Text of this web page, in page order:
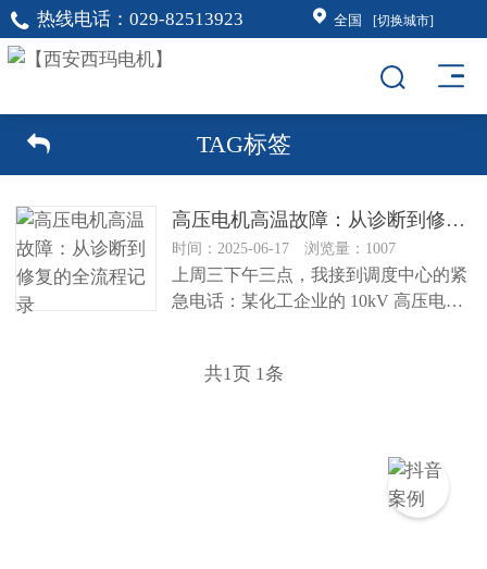
热线电话： 029-82513923 全国 [切换城市]
TAG标签
高压电机高温故障：从诊断到修复的全流程记录
时间：2025-06-17 浏览量：1007
上周三下午三点，我接到调度中心的紧
急电话：某化工企业的 10kV 高压电机
共1页 1条